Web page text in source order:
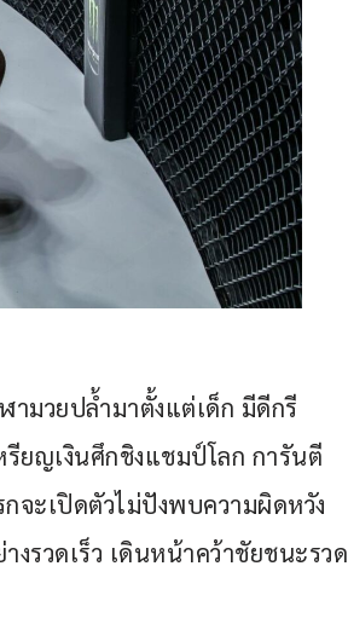
มวยปล้ำมาตั้งแต่เด็ก มีดีกรี
ยญเงินศึกชิงแชมป์โลก การันตี
จะเปิดตัวไม่ปังพบความผิดหวัง
รวดเร็ว เดินหน้าคว้าชัยชนะรวด